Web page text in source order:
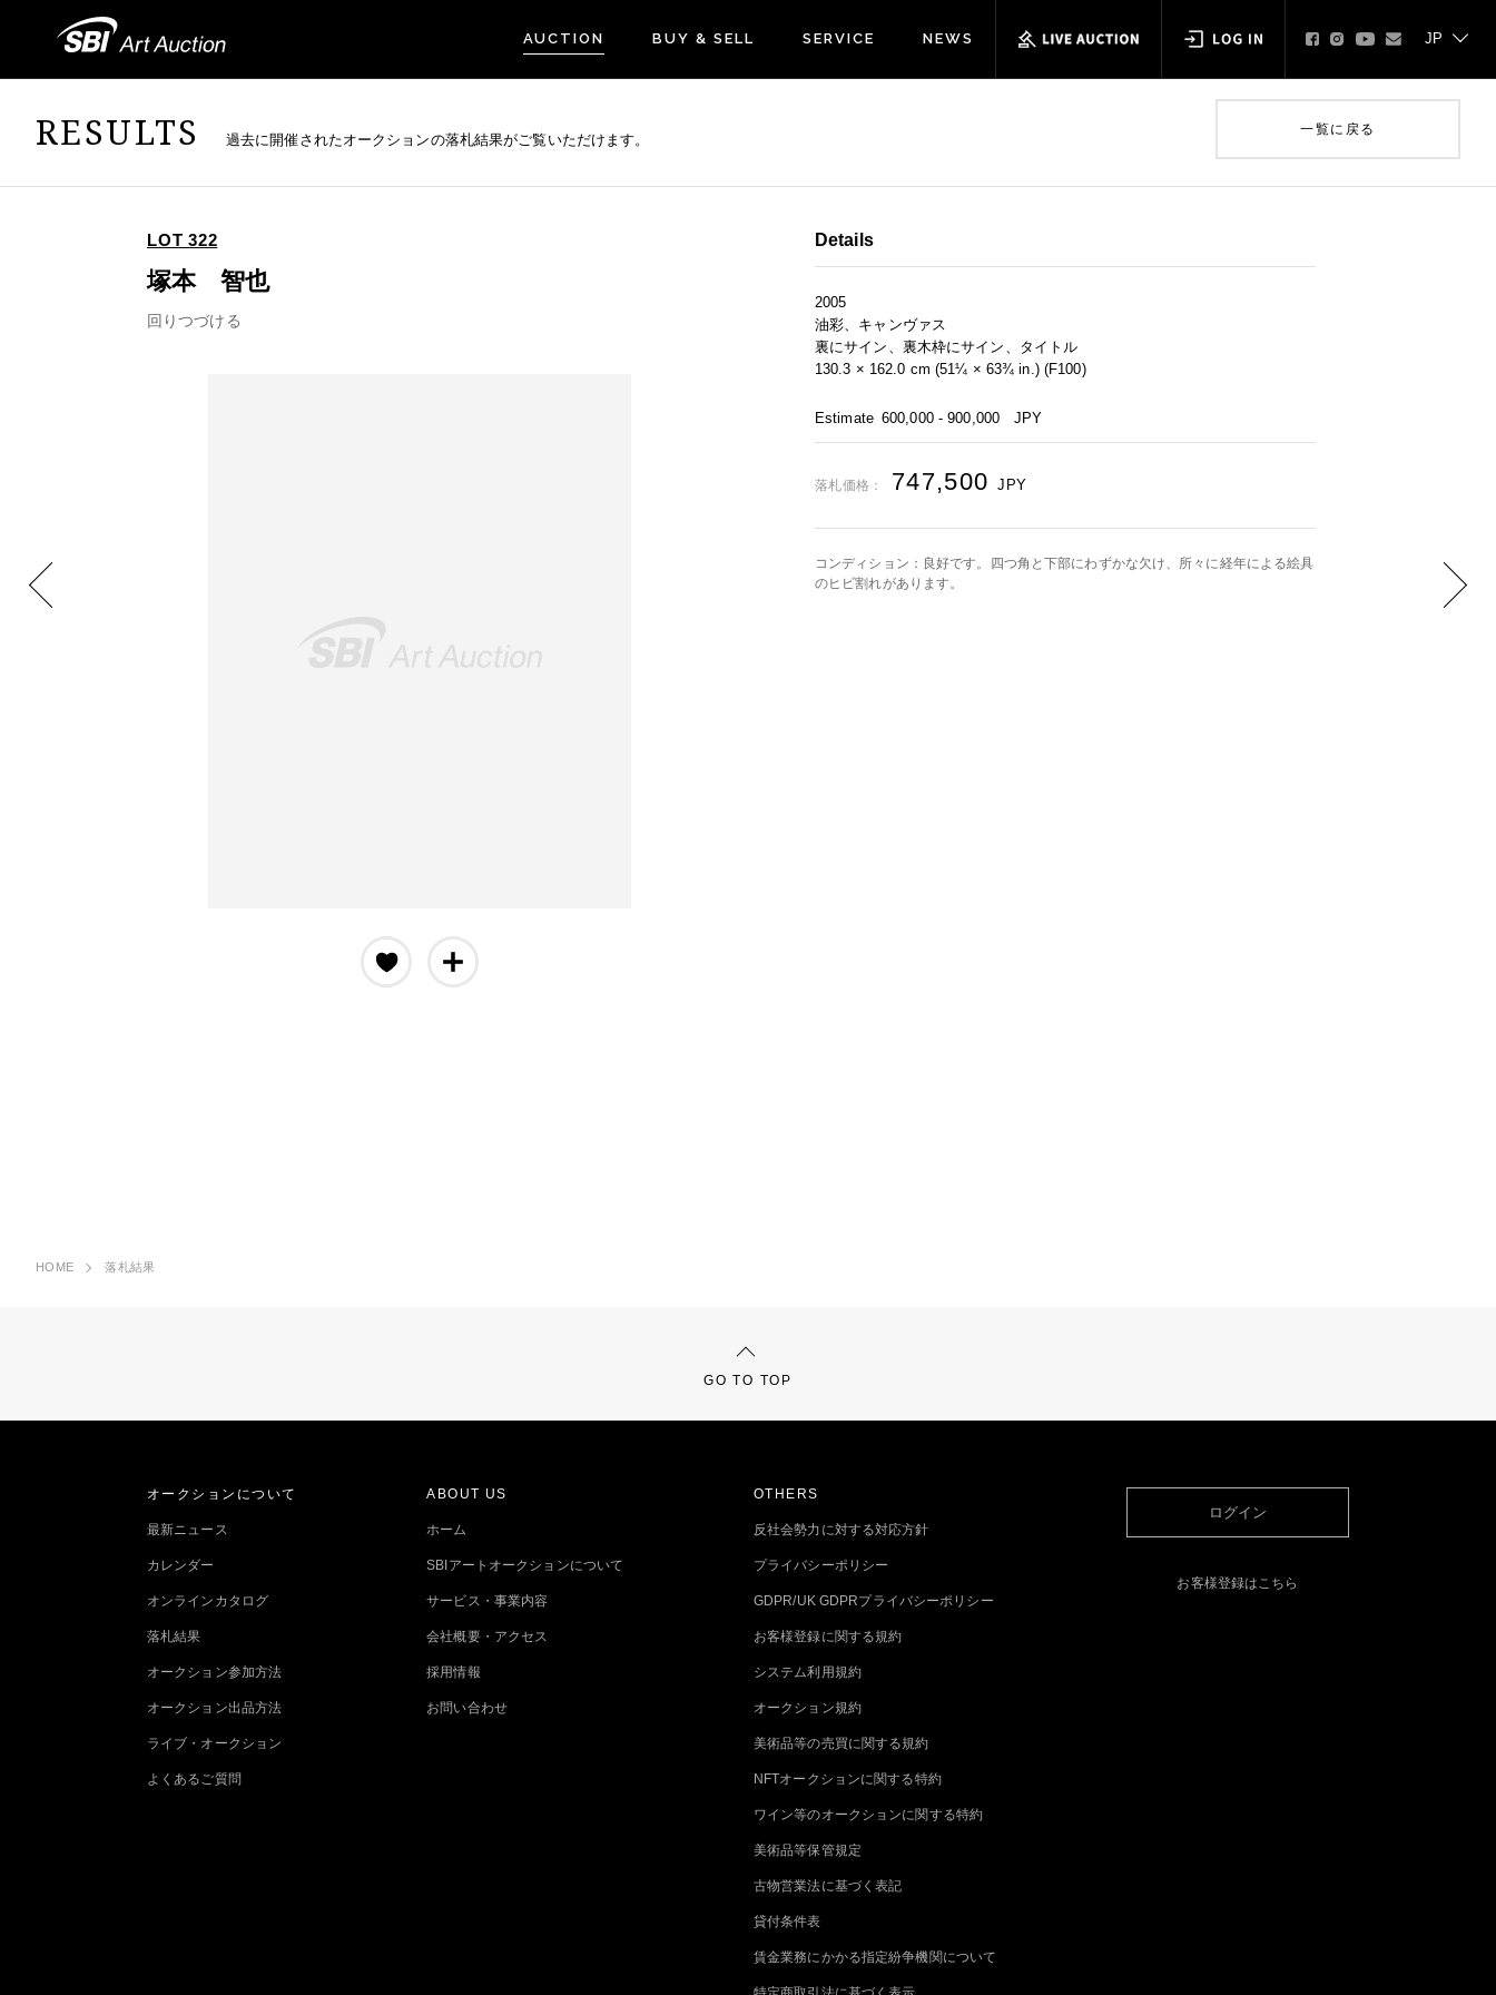
AUCTION BUY & SELL SERVICE NEWS
RESULTS 過去に開催されたオークションの落札結果がご覧いただけます。
一覧に戻る
LOT 322
塚本 智也
回りつづける
Details
2005
油彩、キャンヴァス
裏にサイン、裏木枠にサイン、タイトル
130.3 × 162.0 cm (51¼ × 63¾ in.) (F100)
Estimate 600,000 - 900,000 JPY
落札価格： 747,500 JPY
コンディション：良好です。四つ角と下部にわずかな欠け、所々に経年による絵具
のヒビ割れがあります。
HOME 落札結果
GO TO TOP
オークションについて
最新ニュース
カレンダー
オンラインカタログ
落札結果
オークション参加方法
オークション出品方法
ライブ・オークション
よくあるご質問
ABOUT US
ホーム
SBIアートオークションについて
サービス・事業内容
会社概要・アクセス
採用情報
お問い合わせ
OTHERS
反社会勢力に対する対応方針
プライバシーポリシー
GDPR/UK GDPRプライバシーポリシー
お客様登録に関する規約
システム利用規約
オークション規約
美術品等の売買に関する規約
NFTオークションに関する特約
ワイン等のオークションに関する特約
美術品等保管規定
古物営業法に基づく表記
貸付条件表
賃金業務にかかる指定紛争機関について
ログイン
お客様登録はこちら